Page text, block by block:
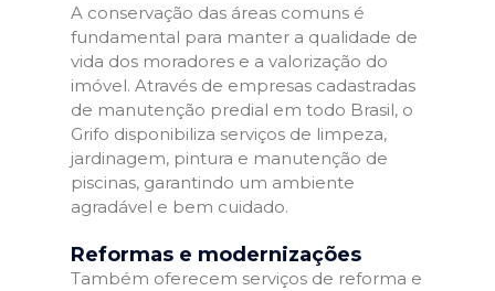
A conservação das áreas comuns é
fundamental para manter a qualidade de
vida dos moradores e a valorização do
imóvel. Através de empresas cadastradas
de manutenção predial em todo Brasil, o
Grifo disponibiliza serviços de limpeza,
jardinagem, pintura e manutenção de
piscinas, garantindo um ambiente
agradável e bem cuidado.
Reformas e modernizações
Também oferecem serviços de reforma e